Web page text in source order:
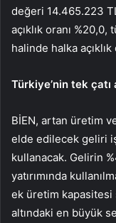
değeri 14.465.223
açıklık oranı %20,0,
halinde halka açıklık
Türkiye’nin tek
BİEN, artan üretim
elde edilecek geliri
kullanacak. Gelirin
yatırımında
ek üretim kapasitesi
altındaki en büyük